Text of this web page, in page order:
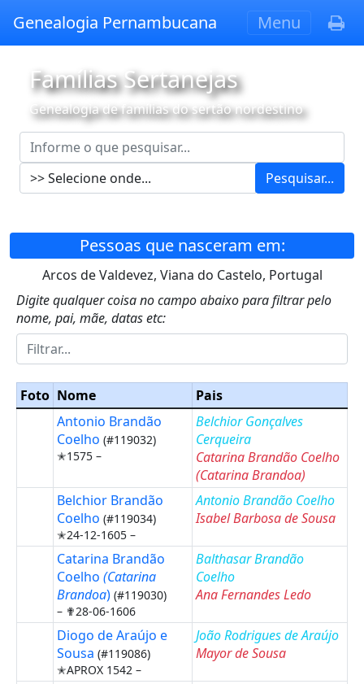
Genealogia Pernambucana Menu
Famílias Sertanejas
Genealogia de famílias do sertão nordestino
Pesquisar...
Pessoas que nasceram em:
Arcos de Valdevez, Viana do Castelo, Portugal
Digite qualquer coisa no campo abaixo para filtrar pelo
nome, pai, mãe, datas etc:
Foto Nome
Pais
Antonio Brandão
Coelho (#119032)
✭1575 –
Belchior Gonçalves
Cerqueira
Catarina Brandão Coelho
(Catarina Brandoa)
Belchior Brandão
Coelho (#119034)
✭24-12-1605 –
Antonio Brandão Coelho
Isabel Barbosa de Sousa
Catarina Brandão
Coelho (Catarina
Brandoa) (#119030)
– ✟28-06-1606
Balthasar Brandão
Coelho
Ana Fernandes Ledo
Diogo de Araújo e
Sousa (#119086)
✭APROX 1542 –
João Rodrigues de Araújo
Mayor de Sousa